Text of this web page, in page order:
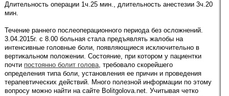
Длительность операции 1ч.25 мин., длительность анестезии 3ч.20
мин.
Течение раннего послеоперационного периода без осложнений.
3.04.2015г. с 8.00 больная стала предъявлять жалобы на
интенсивные головные боли, появляющиеся исключительно в
вертикальном положении. Состояние, при котором у пациентки
почти постоянно болит голова, требовало скорейшего
определения типа боли, установления ее причин и проведения
терапевтических действий. Много полезной информации по этому
вопросу можно найти на сайте Bolitgolova.net. Учитывая четко